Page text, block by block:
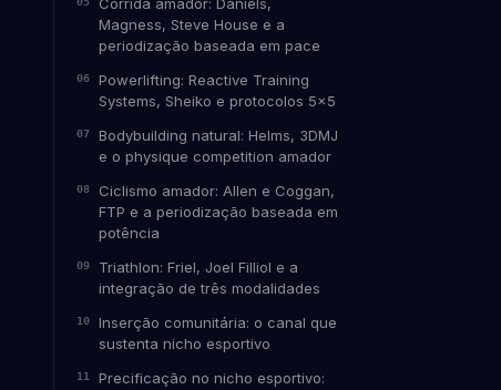
Magness, Steve House e a
periodização baseada em pace
Powerlifting: Reactive Training
Systems, Sheiko e protocolos 5x5
Bodybuilding natural: Helms, 3DMJ
e o physique competition amador
Ciclismo amador: Allen e Coggan,
FTP e a periodização baseada em
potência
Triathlon: Friel, Joel Filliol e a
integração de três modalidades
Inserção comunitária: o canal que
sustenta nicho esportivo
Precificação no nicho esportivo: